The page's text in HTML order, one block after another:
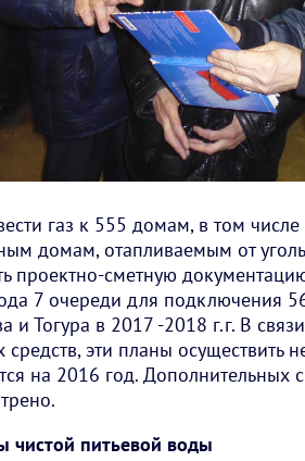
газ к 555 домам, в том
домам, отапливаемым от
проектно-сметную
7 очереди для подключения
и Тогура в 2017 -2018 г.г. В
эти планы осуществить
на 2016 год. Дополнительных
чистой питьевой воды